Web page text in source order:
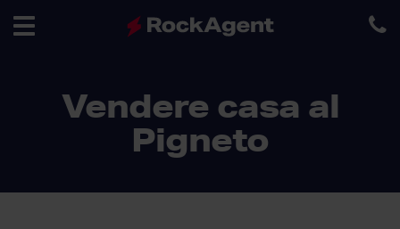
navigationVendere casa al
Pigneto